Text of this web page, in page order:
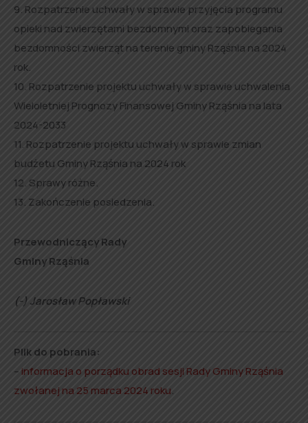
9. Rozpatrzenie uchwały w sprawie przyjęcia programu
opieki nad zwierzętami bezdomnymi oraz zapobiegania
bezdomności zwierząt na terenie gminy Rząśnia na 2024
rok.
10. Rozpatrzenie projektu uchwały w sprawie uchwalenia
Wieloletniej Prognozy Finansowej Gminy Rząśnia na lata
2024-2033
11. Rozpatrzenie projektu uchwały w sprawie zmian
budżetu Gminy Rząśnia na 2024 rok
12. Sprawy różne.
13. Zakończenie posiedzenia.
Przewodniczący Rady
Gminy Rząśnia
(-) Jarosław Popławski
Plik do pobrania:
– informacja o porządku obrad sesji Rady Gminy Rząśnia
zwołanej na 25 marca 2024 roku.